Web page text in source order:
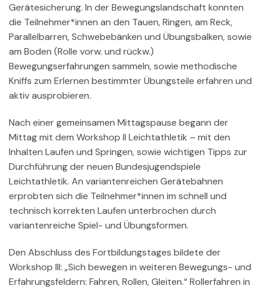
Gerätesicherung. In der Bewegungslandschaft konnten
die Teilnehmer*innen an den Tauen, Ringen, am Reck,
Parallelbarren, Schwebebänken und Übungsbalken, sowie
am Boden (Rolle vorw. und rückw.)
Bewegungserfahrungen sammeln, sowie methodische
Kniffs zum Erlernen bestimmter Übungsteile erfahren und
aktiv ausprobieren.
Nach einer gemeinsamen Mittagspause begann der
Mittag mit dem Workshop II Leichtathletik – mit den
Inhalten Laufen und Springen, sowie wichtigen Tipps zur
Durchführung der neuen Bundesjugendspiele
Leichtathletik. An variantenreichen Gerätebahnen
erprobten sich die Teilnehmer*innen im schnell und
technisch korrekten Laufen unterbrochen durch
variantenreiche Spiel- und Übungsformen.
Den Abschluss des Fortbildungstages bildete der
Workshop III: „Sich bewegen in weiteren Bewegungs- und
Erfahrungsfeldern: Fahren, Rollen, Gleiten.“ Rollerfahren in